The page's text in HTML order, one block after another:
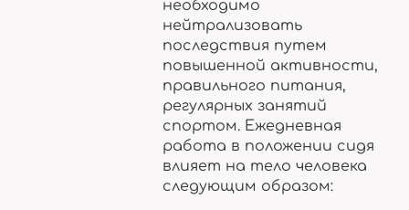
необходимо
нейтрализовать
последствия путем
повышенной активности,
правильного питания,
регулярных занятий
спортом. Ежедневная
работа в положении сидя
влияет на тело человека
следующим образом: